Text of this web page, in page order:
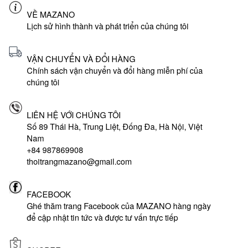
VỀ MAZANO
Lịch sử hình thành và phát triển của chúng tôi
VẬN CHUYỂN VÀ ĐỔI HÀNG
Chính sách vận chuyển và đổi hàng miễn phí của
chúng tôi
LIÊN HỆ VỚI CHÚNG TÔI
Số 89 Thái Hà, Trung Liệt, Đống Đa, Hà Nội, Việt
Nam
+84 987869908
thoitrangmazano@gmail.com
FACEBOOK
Ghé thăm trang Facebook của MAZANO hàng ngày
để cập nhật tin tức và được tư vấn trực tiếp